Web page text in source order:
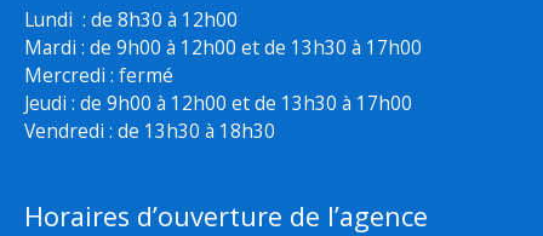
Lundi : de 8h30 à 12h00
Mardi : de 9h00 à 12h00 et de 13h30 à 17h00
Mercredi : fermé
Jeudi : de 9h00 à 12h00 et de 13h30 à 17h00
Vendredi : de 13h30 à 18h30
Horaires d’ouverture de l’agence